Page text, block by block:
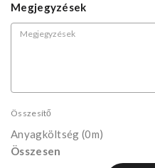
Megjegyzések
Összesítő
Anyagköltség (0m)
Összesen